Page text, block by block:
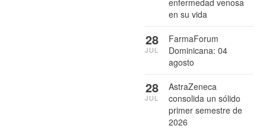
enfermedad venosa
en su vida
FarmaForum
Dominicana: 04
agosto
28
JUL
AstraZeneca
consolida un sólido
primer semestre de
2026
28
JUL